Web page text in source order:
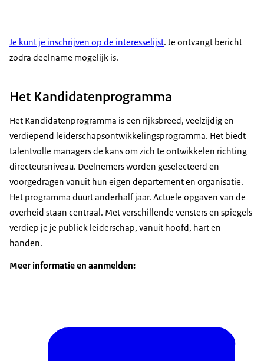
Je kunt je inschrijven op de interesselijst. Je ontvangt bericht
zodra deelname mogelijk is.
Het Kandidatenprogramma
Het Kandidatenprogramma is een rijksbreed, veelzijdig en
verdiepend leiderschapsontwikkelingsprogramma. Het biedt
talentvolle managers de kans om zich te ontwikkelen richting
directeursniveau. Deelnemers worden geselecteerd en
voorgedragen vanuit hun eigen departement en organisatie.
Het programma duurt anderhalf jaar. Actuele opgaven van de
overheid staan centraal. Met verschillende vensters en spiegels
verdiep je je publiek leiderschap, vanuit hoofd, hart en
handen.
Meer informatie en aanmelden: